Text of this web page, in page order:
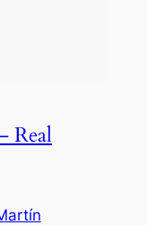
Real